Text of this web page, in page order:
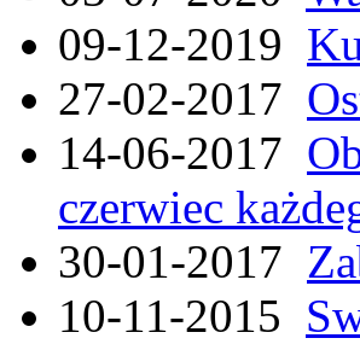
09-12-2019
27-02-2017
14-06-2017
czerwiec
30-01-2017
10-11-2015